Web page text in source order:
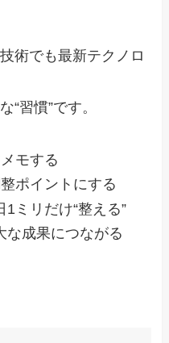
術でも最新テクノロ
“習慣”です。
モする
ポイントにする
ミリだけ“整える”
な成果につながる